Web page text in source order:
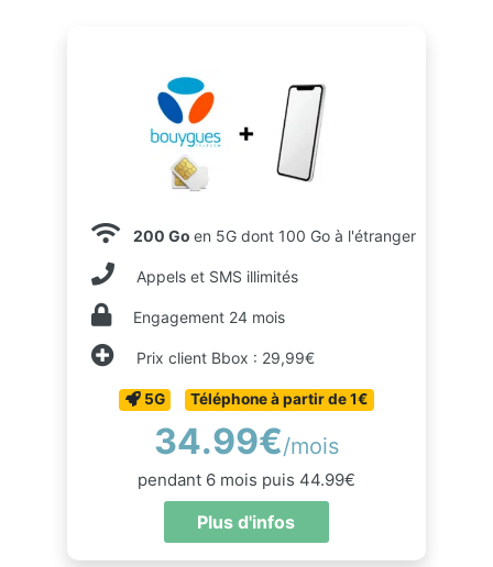
200 Go en 5G dont 100 Go à l'étranger
Appels et SMS illimités
Engagement 24 mois
Prix client Bbox : 29,99€
5G Téléphone à partir de 1€
34.99€/mois
pendant 6 mois puis 44.99€
Plus d'infos